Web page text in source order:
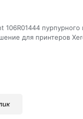
106R01444
для принтеров